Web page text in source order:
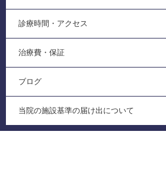
診療時間・アクセス
治療費・保証
ブログ
当院の施設基準の届け出について